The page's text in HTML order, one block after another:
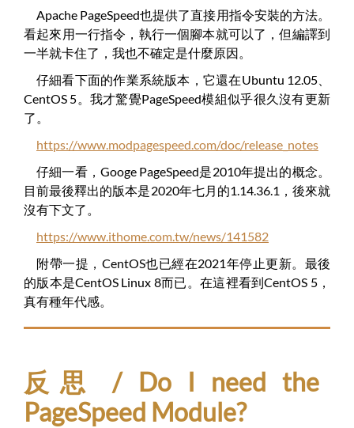
Apache PageSpeed也提供了直接用指令安裝的方法。
看起來用一行指令，執行一個腳本就可以了，但編譯到
一半就卡住了，我也不確定是什麼原因。
仔細看下面的作業系統版本，它還在Ubuntu 12.05、
CentOS 5。我才驚覺PageSpeed模組似乎很久沒有更新
了。
https://www.modpagespeed.com/doc/release_notes
仔細一看，Googe PageSpeed是2010年提出的概念。
目前最後釋出的版本是2020年七月的1.14.36.1，後來就
沒有下文了。
https://www.ithome.com.tw/news/141582
附帶一提，CentOS也已經在2021年停止更新。最後
的版本是CentOS Linux 8而已。在這裡看到CentOS 5，
真有種年代感。
反思 / Do I need the
PageSpeed Module?